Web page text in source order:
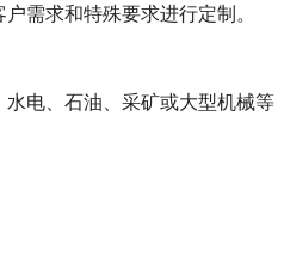
需求和特殊要求进行定制。
电、石油、采矿或大型机械等